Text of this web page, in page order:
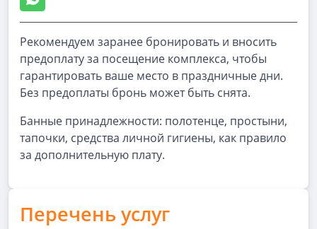
Рекомендуем заранее бронировать и вносить
предоплату за посещение комплекса, чтобы
гарантировать ваше место в праздничные дни.
Без предоплаты бронь может быть снята.
Банные принадлежности: полотенце, простыни,
тапочки, средства личной гигиены, как правило
за дополнительную плату.
Перечень услуг